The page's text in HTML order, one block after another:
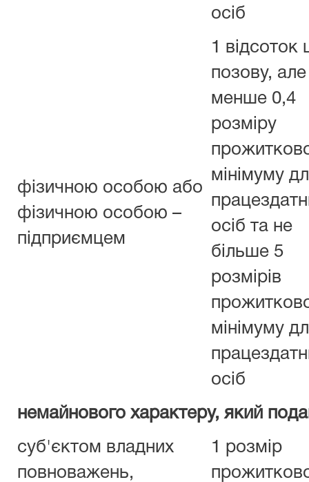
осіб
фізичною особою або
фізичною особою –
підприємцем
1 відсоток
позову,
менше 0,4
розміру
мінімуму
осіб та не
більше 5
розмірів
мінімуму
осіб
немайнового характеру, який
суб'єктом владних
повноважень,
1 розмір